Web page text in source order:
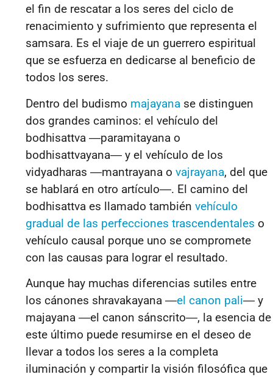
el fin de rescatar a los seres del ciclo de
renacimiento y sufrimiento que representa el
samsara. Es el viaje de un guerrero espiritual
que se esfuerza en dedicarse al beneficio de
todos los seres.
Dentro del budismo majayana se distinguen
dos grandes caminos: el vehículo del
bodhisattva ―paramitayana o
bodhisattvayana― y el vehículo de los
vidyadharas ―mantrayana o vajrayana, del que
se hablará en otro artículo―. El camino del
bodhisattva es llamado también vehículo
gradual de las perfecciones trascendentales o
vehículo causal porque uno se compromete
con las causas para lograr el resultado.
Aunque hay muchas diferencias sutiles entre
los cánones shravakayana ―el canon pali― y
majayana ―el canon sánscrito―, la esencia de
este último puede resumirse en el deseo de
llevar a todos los seres a la completa
iluminación y compartir la visión filosófica que